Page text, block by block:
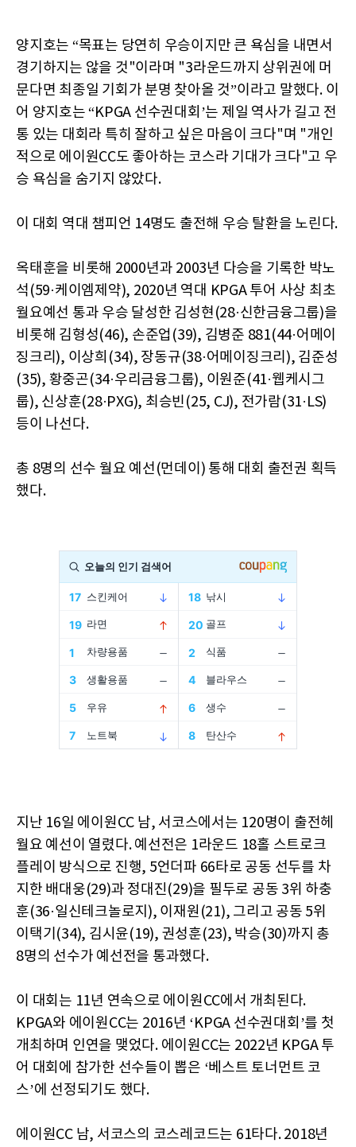
양지호는 “목표는 당연히 우승이지만 큰 욕심을 내면서
경기하지는 않을 것"이라며 "3라운드까지 상위권에 머
문다면 최종일 기회가 분명 찾아올 것”이라고 말했다. 이
어 양지호는 “KPGA 선수권대회’는 제일 역사가 길고 전
통 있는 대회라 특히 잘하고 싶은 마음이 크다"며 "개인
적으로 에이원CC도 좋아하는 코스라 기대가 크다"고 우
승 욕심을 숨기지 않았다.
이 대회 역대 챔피언 14명도 출전해 우승 탈환을 노린다.
옥태훈을 비롯해 2000년과 2003년 다승을 기록한 박노
석(59·케이엠제약), 2020년 역대 KPGA 투어 사상 최초
월요예선 통과 우승 달성한 김성현(28·신한금융그룹)을
비롯해 김형성(46), 손준업(39), 김병준 881(44·어메이
징크리), 이상희(34), 장동규(38·어메이징크리), 김준성
(35), 황중곤(34·우리금융그룹), 이원준(41·웹케시그
룹), 신상훈(28·PXG), 최승빈(25, CJ), 전가람(31·LS)
등이 나선다.
총 8명의 선수 월요 예선(먼데이) 통해 대회 출전권 획득
했다.
지난 16일 에이원CC 남, 서코스에서는 120명이 출전헤
월요 예선이 열렸다. 예선전은 1라운드 18홀 스트로크
플레이 방식으로 진행, 5언더파 66타로 공동 선두를 차
지한 배대웅(29)과 정대진(29)을 필두로 공동 3위 하충
훈(36·일신테크놀로지), 이재원(21), 그리고 공동 5위
이택기(34), 김시윤(19), 권성훈(23), 박승(30)까지 총
8명의 선수가 예선전을 통과했다.
이 대회는 11년 연속으로 에이원CC에서 개최된다.
KPGA와 에이원CC는 2016년 ‘KPGA 선수권대회’를 첫
개최하며 인연을 맺었다. 에이원CC는 2022년 KPGA 투
어 대회에 참가한 선수들이 뽑은 ‘베스트 토너먼트 코
스’에 선정되기도 했다.
에이원CC 남, 서코스의 코스레코드는 61타다. 2018년